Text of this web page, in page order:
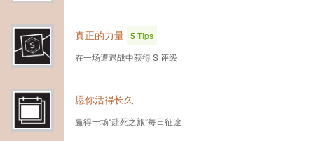
真正的力量 5Tips
在一场遭遇战中获得 S 评级
愿你活得长久
赢得一场“赴死之旅”每日征途